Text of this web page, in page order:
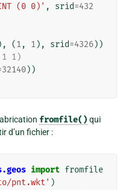
(0 0)' , srid=432
(1, 1), srid=4326))
1 1)
32140))
fromfile() qui
d’un fichier :
import fromfile
pnt.wkt' )